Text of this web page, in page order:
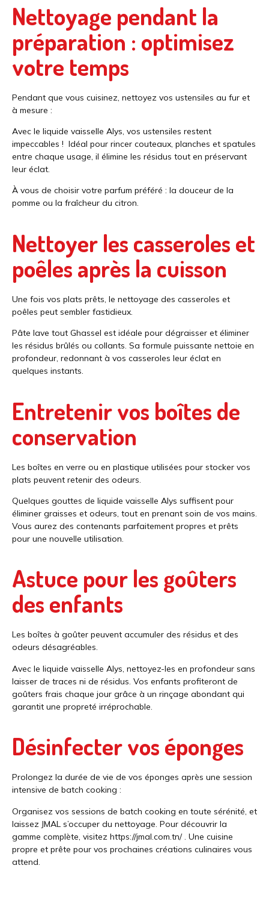
Nettoyage pendant la
préparation : optimisez
votre temps
Pendant que vous cuisinez, nettoyez vos ustensiles au fur et
à mesure :
Avec le liquide vaisselle Alys, vos ustensiles restent
impeccables ! Idéal pour rincer couteaux, planches et spatules
entre chaque usage, il élimine les résidus tout en préservant
leur éclat.
À vous de choisir votre parfum préféré : la douceur de la
pomme ou la fraîcheur du citron.
Nettoyer les casseroles et
poêles après la cuisson
Une fois vos plats prêts, le nettoyage des casseroles et
poêles peut sembler fastidieux.
Pâte lave tout Ghassel est idéale pour dégraisser et éliminer
les résidus brûlés ou collants. Sa formule puissante nettoie en
profondeur, redonnant à vos casseroles leur éclat en
quelques instants.
Entretenir vos boîtes de
conservation
Les boîtes en verre ou en plastique utilisées pour stocker vos
plats peuvent retenir des odeurs.
Quelques gouttes de liquide vaisselle Alys suffisent pour
éliminer graisses et odeurs, tout en prenant soin de vos mains.
Vous aurez des contenants parfaitement propres et prêts
pour une nouvelle utilisation.
Astuce pour les goûters
des enfants
Les boîtes à goûter peuvent accumuler des résidus et des
odeurs désagréables.
Avec le liquide vaisselle Alys, nettoyez-les en profondeur sans
laisser de traces ni de résidus. Vos enfants profiteront de
goûters frais chaque jour grâce à un rinçage abondant qui
garantit une propreté irréprochable.
Désinfecter vos éponges
Prolongez la durée de vie de vos éponges après une session
intensive de batch cooking :
Organisez vos sessions de batch cooking en toute sérénité, et
laissez JMAL s’occuper du nettoyage. Pour découvrir la
gamme complète, visitez https://jmal.com.tn/. Une cuisine
propre et prête pour vos prochaines créations culinaires vous
attend.